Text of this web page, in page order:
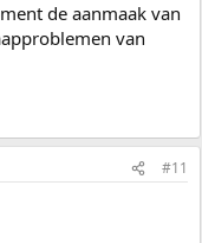
de aanmaak van
van
#11